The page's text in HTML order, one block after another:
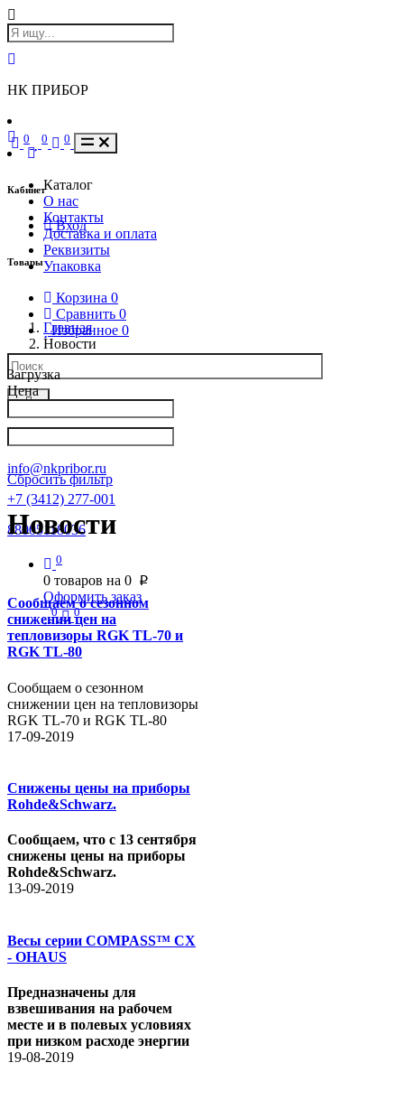
НК ПРИБОР
Кабинет
Вход
Товары
Корзина 0
Сравнить 0
Избранное 0
info@nkpribor.ru
+7 (3412) 277-001
88005118036
0
0 товаров на 0 p
Оформить заказ
0 0
0 0 0
Каталог
О нас
Контакты
Доставка и оплата
Реквизиты
Упаковка
Главная
Новости
Загрузка
Цена
Сбросить фильтр
Новости
Сообщаем о сезонном
снижении цен на
тепловизоры RGK TL-70 и
RGK TL-80
Сообщаем о сезонном
снижении цен на тепловизоры
RGK TL-70 и RGK TL-80
17-09-2019
Снижены цены на приборы
Rohde&Schwarz.
Сообщаем, что с 13 сентября
снижены цены на приборы
Rohde&Schwarz.
13-09-2019
Весы серии COMPASS™ CX
- OHAUS
Предназначены для
взвешивания на рабочем
месте и в полевых условиях
при низком расходе энергии
19-08-2019